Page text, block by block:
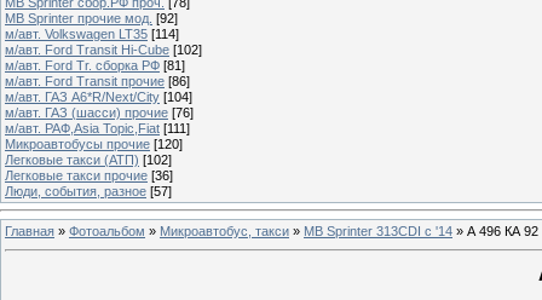
MB Sprinter прочие мод. [92]
м/авт. Volkswagen LT35 [114]
м/авт. Ford Transit Hi-Cube [102]
м/авт. Ford Tr. сборка РФ [81]
м/авт. Ford Transit прочие [86]
м/авт. ГАЗ A6*R/Next/City [104]
м/авт. ГАЗ (шасси) прочие [76]
м/авт. РАФ,Asia Topic,Fiat [111]
Микроавтобусы прочие [120]
Легковые такси (АТП) [102]
Легковые такси прочие [36]
Люди, события, разное [57]
Главная » Фотоальбом » Микроавтобус, такси » MB Sprinter 313CDI с '14 » А 496 КА 92